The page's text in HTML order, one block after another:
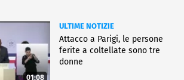
01:08
ULTIME NOTIZIE
Attacco a Parigi, le persone
ferite a coltellate sono tre
donne